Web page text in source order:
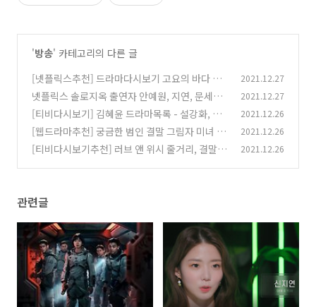
'방송' 카테고리의 다른 글
[넷플릭스추천] 드라마다시보기 고요의 바다 결
말, 줄거리, RX란? (0)
2021.12.27
넷플릭스 솔로지옥 출연자 안예원, 지연, 문세훈
직업, 나이, 인스타 (0)
2021.12.27
[티비다시보기] 김혜윤 드라마목록 - 설강화, 어
사와 조이, 어쩌다 발견한 하루, SKY 캐슬, 소능력
자, 전지적 짝사랑 시점 시즌1, 전지적 짝사랑 시
점 시즌2
2021.12.26
[웹드라마추천] 궁금한 범인 결말 그림자 미녀 O
ST 김뜻돌 - 나만의 모양 노래듣기, 가사
(0)
2021.12.26
[티비다시보기추천] 러브 앤 위시 줄거리, 결말,
2021.12.26
관련글